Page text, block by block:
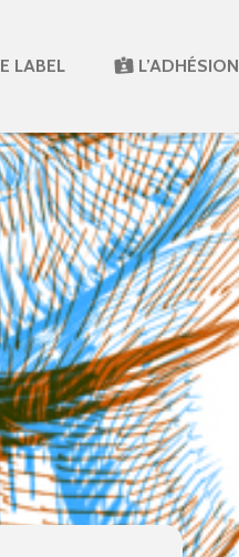
LABEL L’ADHÉSION